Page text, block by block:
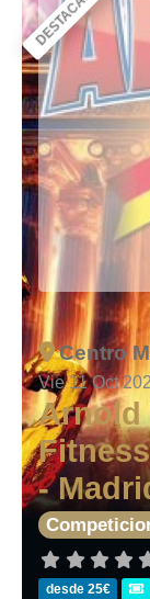
DESTACADO
Centro
Vie 11 Oct
Arnold
-
desde 25€